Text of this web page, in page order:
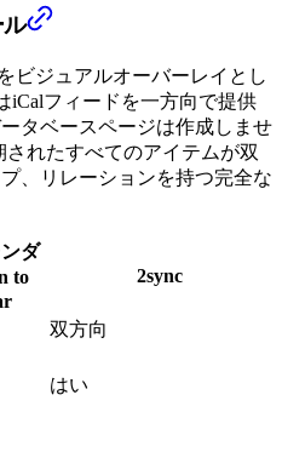
ビジュアルオーバーレイとし
iCalフィードを一方向で提供
タベースページは作成しませ
されたすべてのアイテムが双
、リレーションを持つ完全な
ダ
to
2sync
双方向
はい